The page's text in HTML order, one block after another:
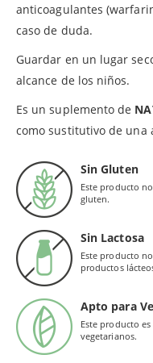
anticoagulantes
caso de duda.
Guardar en un lugar
alcance de los niños.
Es un suplemento de
como sustitutivo de una
Sin Gluten
Este producto
gluten.
Sin Lactosa
Este producto
productos
Apto para
Este producto
vegetarianos.